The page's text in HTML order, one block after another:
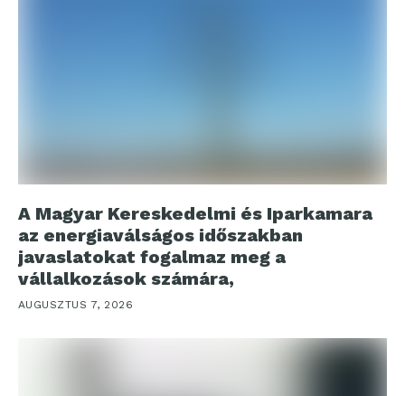
A Magyar Kereskedelmi és Iparkamara
az energiaválságos időszakban
javaslatokat fogalmaz meg a
vállalkozások számára,
AUGUSZTUS 7, 2026